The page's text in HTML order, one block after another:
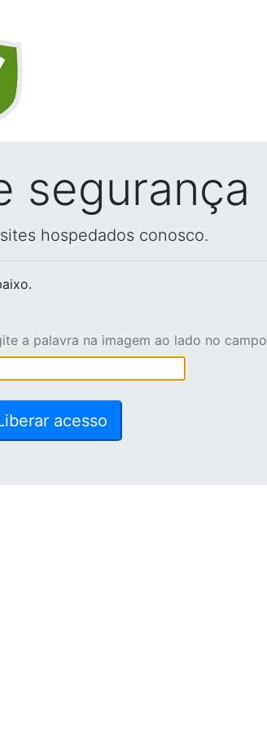
segurança
hospedados conosco.
a palavra na imagem ao lado no